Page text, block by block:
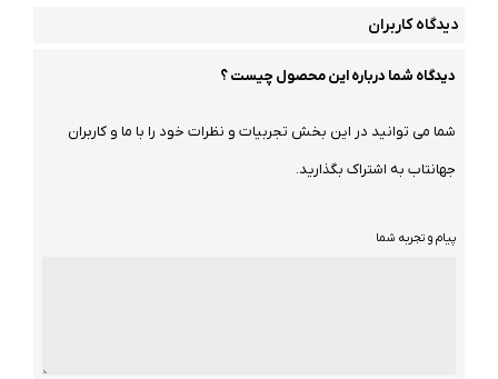
دیدگاه کاربران
دیدگاه شما درباره این محصول چیست ؟
شما می توانید در این بخش تجربیات و نظرات خود را با ما و کاربران
جهانتاب به اشتراک بگذارید.
پیام و تجربه شما